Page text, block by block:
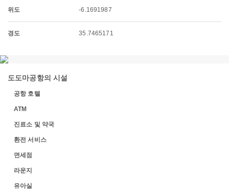
위도 -6.1691987
경도 35.7465171
도도마공항의 시설
공항 호텔
ATM
진료소 및 약국
환전 서비스
면세점
라운지
유아실